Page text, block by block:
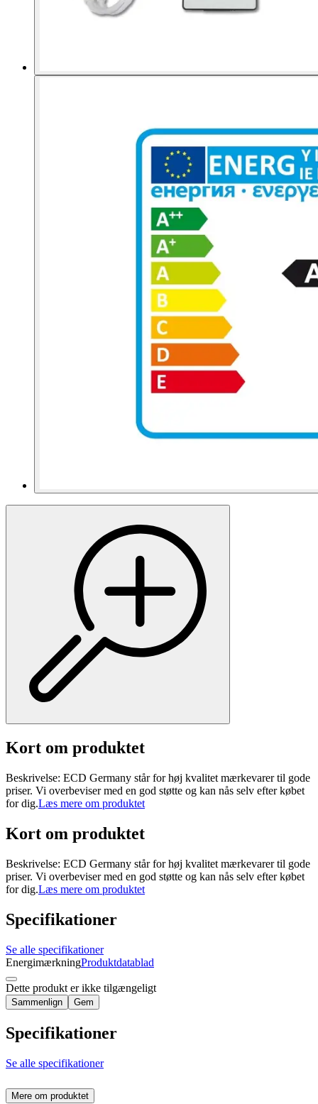
Kort om produktet
Beskrivelse: ECD Germany står for høj kvalitet mærkevarer til gode
priser. Vi overbeviser med en god støtte og kan nås selv efter købet
for dig.Læs mere om produktet
Kort om produktet
Beskrivelse: ECD Germany står for høj kvalitet mærkevarer til gode
priser. Vi overbeviser med en god støtte og kan nås selv efter købet
for dig.Læs mere om produktet
Specifikationer
Se alle specifikationer
EnergimærkningProduktdatablad
Dette produkt er ikke tilgængeligt
Sammenlign Gem
Specifikationer
Se alle specifikationer
Mere om produktet